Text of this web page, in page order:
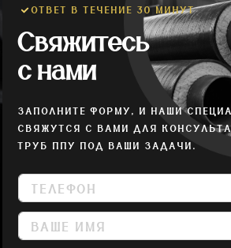
ОТВЕТ В ТЕЧЕНИЕ 30 МИНУТ
Свяжитесь
с нами
ЗАПОЛНИТЕ ФОРМУ, И НАШИ
СВЯЖУТСЯ С ВАМИ ДЛЯ
ТРУБ ППУ ПОД ВАШИ ЗАДАЧИ.